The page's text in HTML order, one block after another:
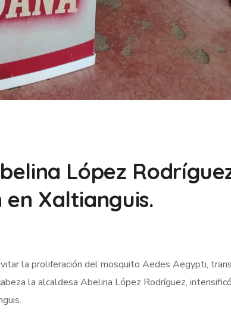
López
Xaltianguis.
la proliferación del mosquito Aedes Aegypti,
la alcaldesa Abelina López Rodríguez,